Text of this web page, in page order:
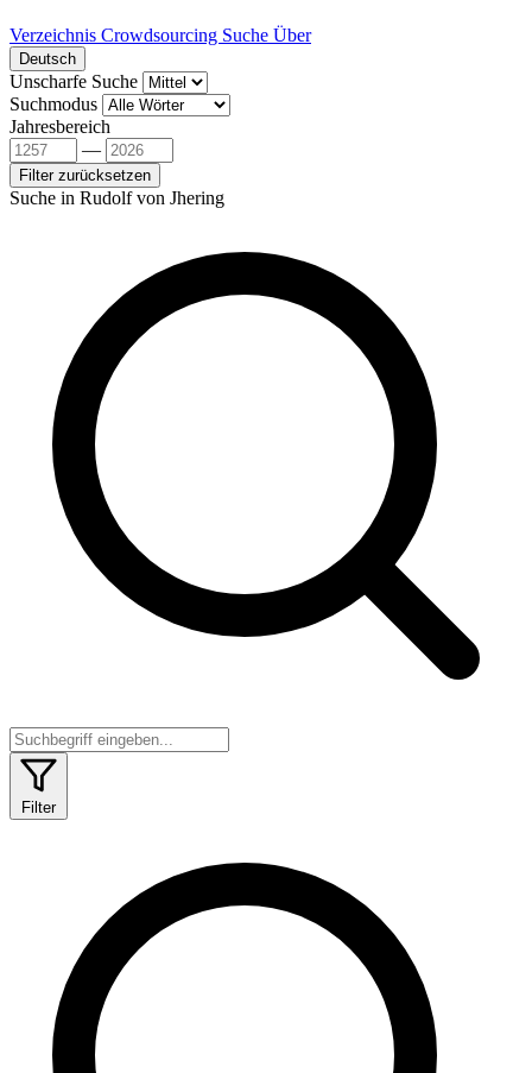
Verzeichnis Crowdsourcing Suche Über
Deutsch
Unscharfe Suche
Suchmodus
Jahresbereich
—
Filter zurücksetzen
Suche in Rudolf von Jhering
Filter